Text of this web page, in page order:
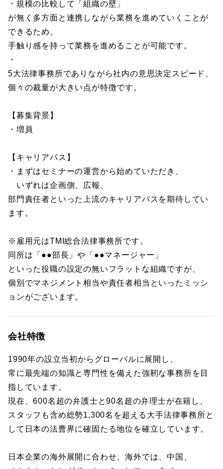
・規模の比較して「組織の壁」
が無く多方面と連携しながら業務を進めていくことが
できるため、
手触り感を持って業務を進めることが可能です。
・
5大法律事務所でありながら社内の意思決定スピード、
個々の裁量が大きい点が特徴です。
【募集背景】
・増員
【キャリアパス】
・まずはセミナーの運営から始めていただき、
いずれは企画側、広報、
部門責任者といった上流のキャリアパスを期待してい
ます。
※雇用元はTMI総合法律事務所です。
同所は「●●部長」や「●●マネージャー」
といった役職の設定の無いフラットな組織ですが、
個別でマネジメント相当や責任者相当といったミッシ
ョンがございます。
会社特徴
1990年の設立当初からグローバルに展開し、
常に最先端の知識と専門性を備えた強靭な事務所を目
指しています。
現在、600名超の弁護士と90名超の弁理士が在籍し、
スタッフも含め総勢1,300名を超える大手法律事務所と
して日本の法曹界に確固たる地位を確立しています。
日本企業の海外展開に合わせ、海外では、中国、